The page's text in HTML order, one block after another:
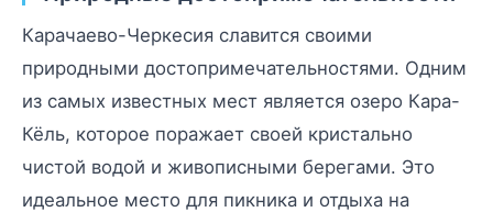
Карачаево-Черкесия славится своими
природными достопримечательностями. Одним
из самых известных мест является озеро Кара-
Кёль, которое поражает своей кристально
чистой водой и живописными берегами. Это
идеальное место для пикника и отдыха на